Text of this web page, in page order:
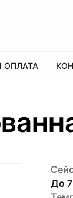
ОПЛАТА
До 7